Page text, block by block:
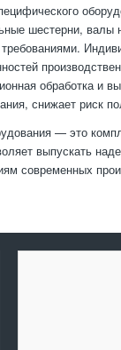
шестерни,
обработка и
снижает риск
— это
выпускать
современных